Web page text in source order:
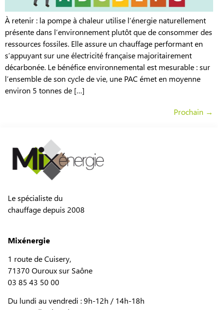
À retenir : la pompe à chaleur utilise l’énergie naturellement
présente dans l’environnement plutôt que de consommer des
ressources fossiles. Elle assure un chauffage performant en
s’appuyant sur une électricité française majoritairement
décarbonée. Le bénéfice environnemental est mesurable : sur
l’ensemble de son cycle de vie, une PAC émet en moyenne
environ 5 tonnes de […]
Prochain →
Le spécialiste du
chauffage depuis 2008
Mixénergie
1 route de Cuisery,
71370 Ouroux sur Saône
03 85 43 50 00
Du lundi au vendredi : 9h-12h / 14h-18h